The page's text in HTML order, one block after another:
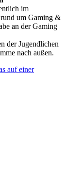
im
um Gaming &
an der Gaming
der Jugendlichen
nach außen.